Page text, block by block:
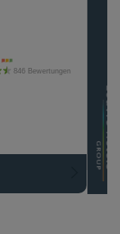
846 Bewertungen